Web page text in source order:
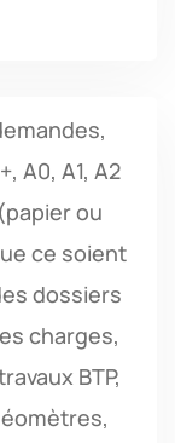
A0, A1, A2
ou
ce soient
dossiers
charges,
BTP,